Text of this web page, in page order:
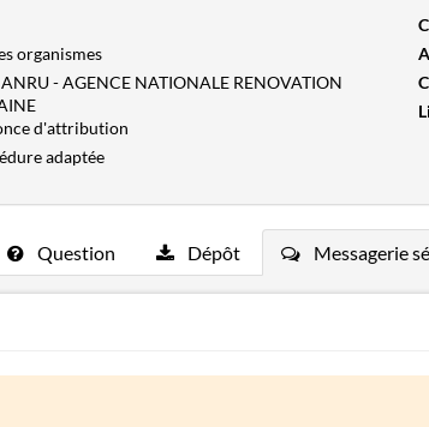
organismes
- AGENCE NATIONALE RENOVATION
d'attribution
adaptée
Question Dépôt Messagerie